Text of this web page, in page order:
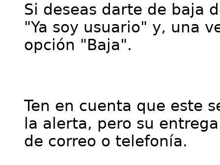
Si deseas darte de baja
"Ya soy usuario" y, una
opción "Baja".
Ten en cuenta que este
la alerta, pero su
de correo o telefonía.